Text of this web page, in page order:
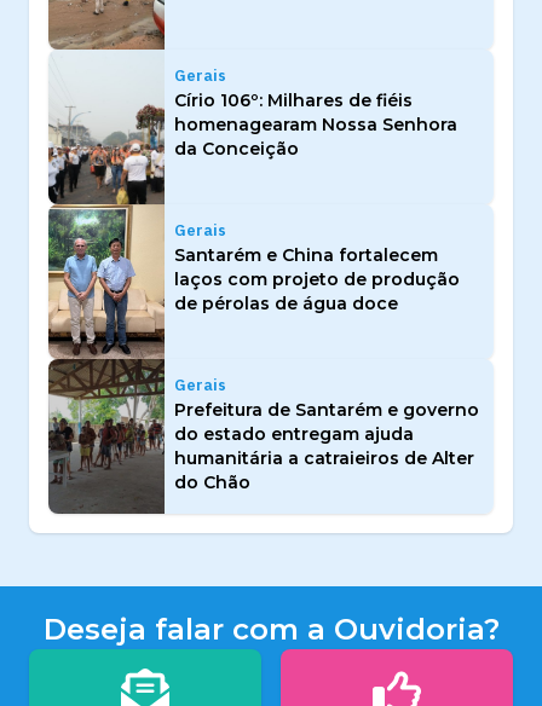
Gerais
Círio 106º: Milhares de fiéis
homenagearam Nossa Senhora
da Conceição
Gerais
Santarém e China fortalecem
laços com projeto de produção
de pérolas de água doce
Gerais
Prefeitura de Santarém e governo
do estado entregam ajuda
humanitária a catraieiros de Alter
do Chão
Deseja falar com a Ouvidoria?